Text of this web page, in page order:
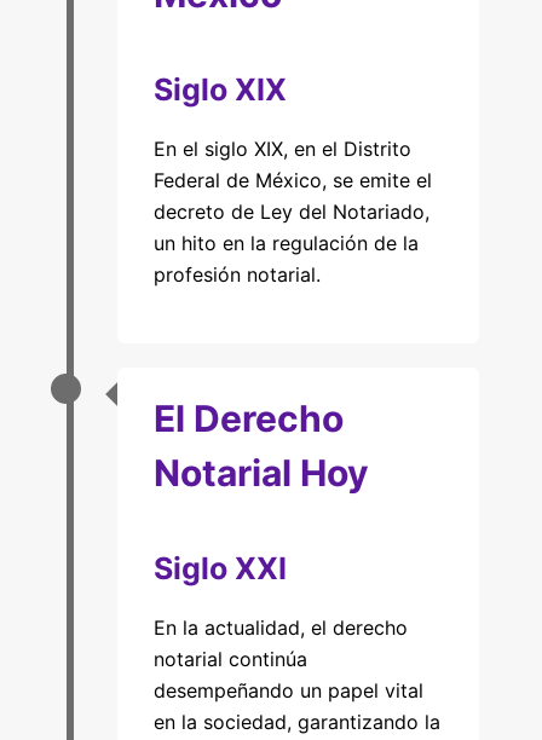
Siglo XIX
En el siglo XIX, en el Distrito
Federal de México, se emite el
decreto de Ley del Notariado,
un hito en la regulación de la
profesión notarial.
El Derecho
Notarial Hoy
Siglo XXI
En la actualidad, el derecho
notarial continúa
desempeñando un papel vital
en la sociedad, garantizando la